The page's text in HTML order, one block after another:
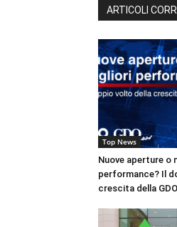
ARTICOLI
Top News
Nuove aperture o
performance? Il
crescita della GDO